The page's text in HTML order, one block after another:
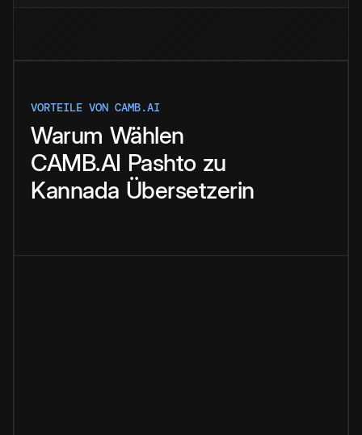
VORTEILE VON CAMB.AI
Warum Wählen
CAMB.AI Pashto zu
Kannada Übersetzerin